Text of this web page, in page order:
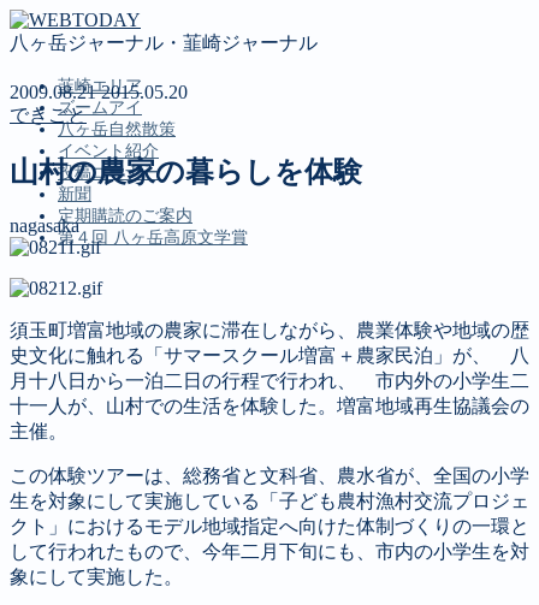
八ヶ岳ジャーナル・韮崎ジャーナル
韮崎エリア
ズームアイ
八ヶ岳自然散策
イベント紹介
投稿コーナー
新聞
定期購読のご案内
第４回 八ヶ岳高原文学賞
韮崎エリア
ズームアイ
八ヶ岳自然散策
新聞
定期購読のご案内
第４回 八ヶ岳高原文学賞
2009.08.212015.05.20
できごと
山村の農家の暮らしを体験
nagasaka
須玉町増富地域の農家に滞在しながら、農業体験や地域の歴
史文化に触れる「サマースクール増富＋農家民泊」が、 八
月十八日から一泊二日の行程で行われ、 市内外の小学生二
十一人が、山村での生活を体験した。増富地域再生協議会の
主催。
この体験ツアーは、総務省と文科省、農水省が、全国の小学
生を対象にして実施している「子ども農村漁村交流プロジェ
クト」におけるモデル地域指定へ向けた体制づくりの一環と
して行われたもので、今年二月下旬にも、市内の小学生を対
象にして実施した。